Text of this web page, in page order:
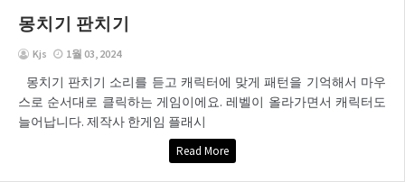
몽치기 판치기
Kjs 1월 03, 2024
몽치기 판치기 소리를 듣고 캐릭터에 맞게 패턴을 기억해서 마우
스로 순서대로 클릭하는 게임이에요. 레벨이 올라가면서 캐릭터도
늘어납니다. 제작사 한게임 플래시
Read More